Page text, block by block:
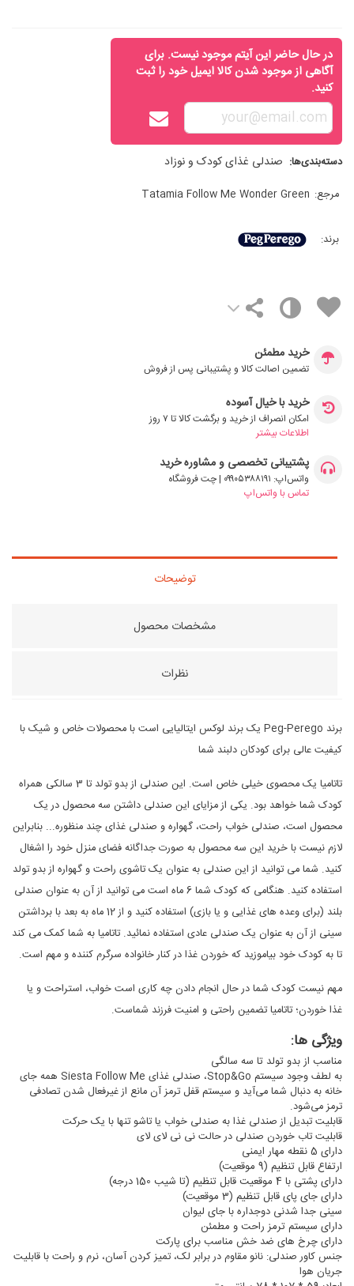
در حال حاضر این آیتم موجود نیست. برای
آگاهی از موجود شدن کالا ایمیل خود را ثبت
کنید.
دسته‌بندی‌ها: صندلی غذای کودک و نوزاد
مرجع: Tatamia Follow Me Wonder Green
برند:
خرید مطمئن
تضمین اصالت کالا و پشتیبانی پس از فروش
خرید با خیال آسوده
امکان انصراف از خرید و برگشت کالا تا ۷ روز
اطلاعات بیشتر
پشتیبانی تخصصی و مشاوره خرید
واتس‌اپ: ۰۹۹۰۵۳۸۸۱۹۱ | چت فروشگاه
تماس با واتس‌اپ
توضیحات
مشخصات محصول
نظرات
برند Peg-Perego یک برند لوکس ایتالیایی است با محصولات خاص و شیک با
کیفیت عالی برای کودکان دلبند شما
تاتامیا یک محصوی خیلی خاص است. این صندلی از بدو تولد تا 3 سالکی همراه
کودک شما خواهد بود. یکی از مزایای این صندلی داشتن سه محصول در یک
محصول است، صندلی خواب راحت، گهواره و صندلی غذای چند منظوره... بنابراین
لازم نیست با خرید این سه محصول به صورت جداگانه فضای منزل خود را اشغال
کنید. شما می توانید از این صندلی به عنوان یک تاشوی راحت و گهواره از بدو تولد
استفاده کنید. هنگامی که کودک شما 6 ماه است می توانید از آن به عنوان صندلی
بلند (برای وعده های غذایی و یا بازی) استفاده کنید و از 12 ماه به بعد با برداشتن
سینی از آن به عنوان یک صندلی عادی استفاده نمائید. تاتامیا به شما کمک می کند
تا به کودک خود بیاموزید که خوردن غذا در کنار خانواده سرگرم کننده و مهم است.
مهم نیست کودک شما در حال انجام دادن چه کاری است خواب، استراحت و یا
غذا خوردن؛ تاتامیا تضمین راحتی و امنیت فرزند شماست.
ویژگی ها:
مناسب از بدو تولد تا سه سالگی
به لطف وجود سیستم Stop&Go، صندلی غذای Siesta Follow Me همه جای
خانه به دنبال شما می‌آید و سیستم قفل ترمز آن مانع از غیرفعال شدن تصادفی
ترمز می‌شود.
قابلیت تبدیل از صندلی غذا به صندلی خواب یا تاشو تنها با یک حرکت
قابلیت تاب خوردن صندلی در حالت نی نی لای لای
دارای 5 نقطه مهار ایمنی
ارتفاع قابل تنظیم (9 موقعیت)
دارای پشتی با 4 موقعیت قابل تنظیم (تا شیب 150 درجه)
دارای جای پای قابل تنظیم (3 موقعیت)
سینی جدا شدنی دوجداره با جای لیوان
دارای سیستم ترمز راحت و مطمئن
دارای چرخ های ضد خش مناسب برای پارکت
جنس کاور صندلی: نانو مقاوم در برابر لک، تمیز کردن آسان، نرم و راحت با قابلیت
جریان هوا